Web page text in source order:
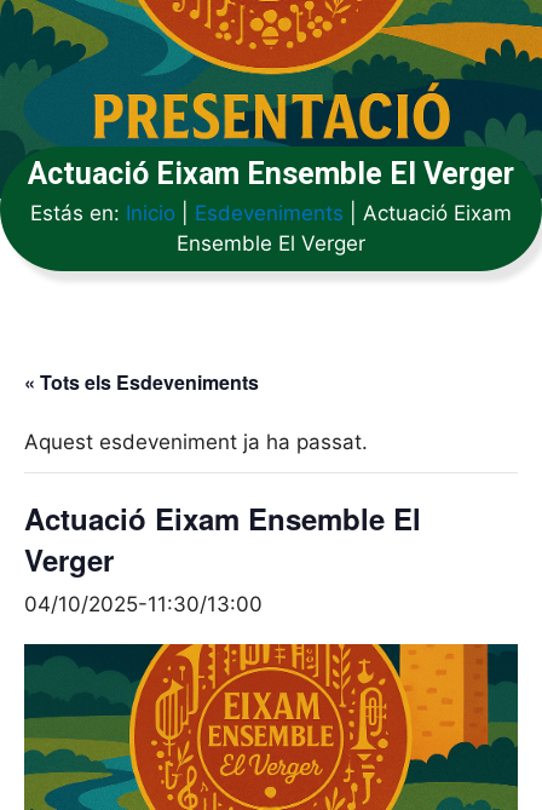
Actuació Eixam Ensemble El Verger
Estás en: Inicio Esdeveniments
Actuació Eixam
Ensemble El Verger
« Tots els Esdeveniments
Aquest esdeveniment ja ha passat.
Actuació Eixam Ensemble El
Verger
04/10/2025-11:30/13:00